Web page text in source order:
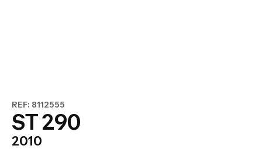
REF: 8112555
ST 290
2010